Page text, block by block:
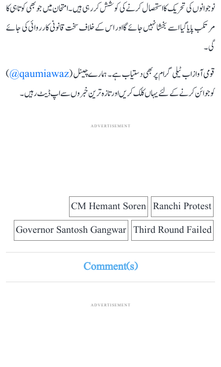
نوجوانوں کی تحریک کا استحصال کرنے کی کوشش کر رہی ہیں۔ امتحان میں جو بھی کوتاہی کا
مرتکب پایا گیا اسے بخشا نہیں جائے گا اور اس کے خلاف سخت قانونی کارروائی کی جائے
گی۔
قومی آواز اب ٹیلی گرام پر بھی دستیاب ہے۔ ہمارے چینل (qaumiawaz@
)
کو جوائن کرنے کے لئے یہاں کلک کریں اور تازہ ترین خبروں سے اپ ڈیٹ رہیں۔
ADVERTISEMENT
Ranchi Protest
CM Hemant Soren
Third Round Failed
Governor Santosh Gangwar
Comment(s)
ADVERTISEMENT